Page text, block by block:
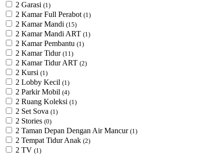
2 Garasi (1)
2 Kamar Full Perabot (1)
2 Kamar Mandi (15)
2 Kamar Mandi ART (1)
2 Kamar Pembantu (1)
2 Kamar Tidur (11)
2 Kamar Tidur ART (2)
2 Kursi (1)
2 Lobby Kecil (1)
2 Parkir Mobil (4)
2 Ruang Koleksi (1)
2 Set Sova (1)
2 Stories (0)
2 Taman Depan Dengan Air Mancur (1)
2 Tempat Tidur Anak (2)
2 TV (1)